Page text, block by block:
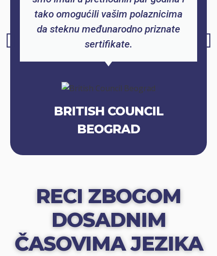
tako omogućili vašim polaznicima
da steknu međunarodno priznate
sertifikate.
BRITISH COUNCIL
BEOGRAD
RECI ZBOGOM
DOSADNIM
ČASOVIMA JEZIKA